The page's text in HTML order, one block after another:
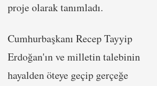
proje olarak tanımladı.
Cumhurbaşkanı Recep Tayyip
Erdoğan'ın ve milletin talebinin
hayalden öteye geçip gerçeğe